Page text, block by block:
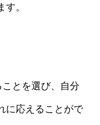
。
ことを選び、自分
に応えることがで